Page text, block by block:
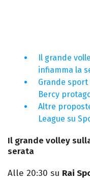
Il grande
infiamma la
Grande sport
Bercy
Altre
League su
Il grande volley
serata
Alle 20:30 su Rai